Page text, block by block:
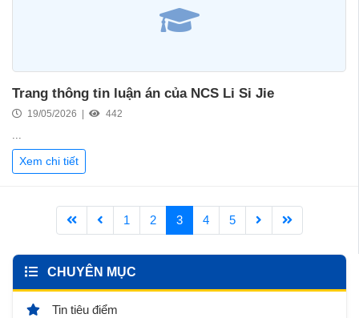
Trang thông tin luận án của NCS Li Si Jie
19/05/2026 | 442
...
Xem chi tiết
1 2 3 4 5
CHUYÊN MỤC
Tin tiêu điểm